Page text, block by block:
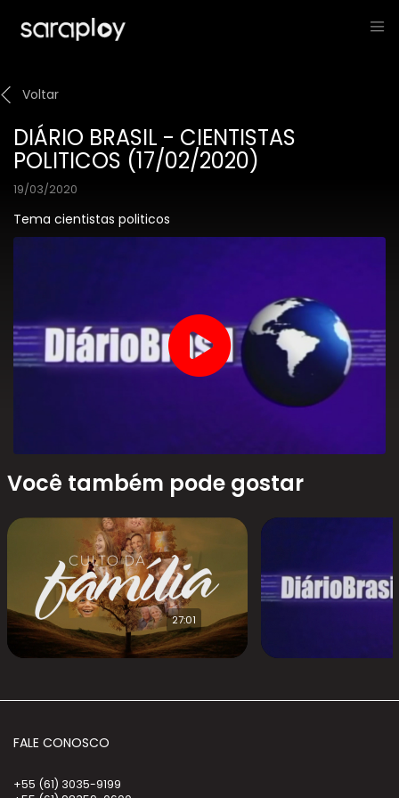
Voltar
DIÁRIO BRASIL - CIENTISTAS
POLITICOS (17/02/2020)
19/03/2020
Tema cientistas politicos
Você também pode gostar
27:01
FALE CONOSCO
+55 (61) 3035-9199